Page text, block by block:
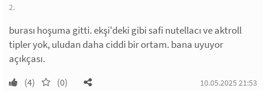
2.
burası hoşuma gitti. ekşi'deki gibi safi nutellacı ve aktroll
tipler yok, uludan daha ciddi bir ortam. bana uyuyor
açıkçası.
(4) (0) 10.05.2025 21:53